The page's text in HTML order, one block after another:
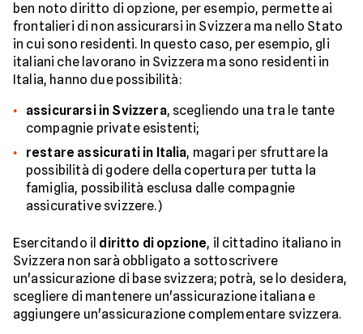
ben noto diritto di opzione, per esempio, permette ai
frontalieri di non assicurarsi in Svizzera ma nello Stato
in cui sono residenti. In questo caso, per esempio, gli
italiani che lavorano in Svizzera ma sono residenti in
Italia, hanno due possibilità:
assicurarsi in Svizzera, scegliendo una tra le tante
compagnie private esistenti;
restare assicurati in Italia, magari per sfruttare la
possibilità di godere della copertura per tutta la
famiglia, possibilità esclusa dalle compagnie
assicurative svizzere.)
Esercitando il diritto di opzione, il cittadino italiano in
Svizzera non sarà obbligato a sottoscrivere
un'assicurazione di base svizzera; potrà, se lo desidera,
scegliere di mantenere un'assicurazione italiana e
aggiungere un'assicurazione complementare svizzera.